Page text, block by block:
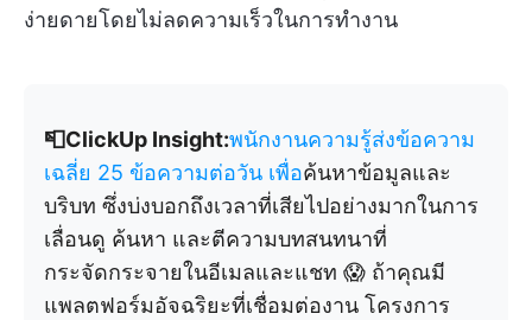
ง่ายดายโดยไม่ลดความเร็วในการทำงาน
📮ClickUp Insight:พนักงานความรู้ส่งข้อความ
เฉลี่ย 25 ข้อความต่อวัน เพื่อค้นหาข้อมูลและ
บริบท ซึ่งบ่งบอกถึงเวลาที่เสียไปอย่างมากในการ
เลื่อนดู ค้นหา และตีความบทสนทนาที่
กระจัดกระจายในอีเมลและแชท 😱 ถ้าคุณมี
แพลตฟอร์มอัจฉริยะที่เชื่อมต่องาน โครงการ